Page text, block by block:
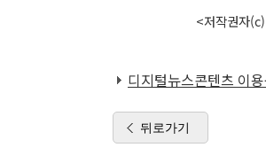
<저작권자
디지털뉴스콘텐츠 이
뒤로가기